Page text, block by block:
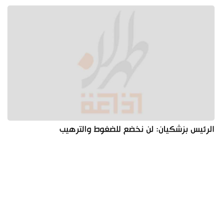
الرئيس بزشكيان: لن نخضع للضغوط والترهيب